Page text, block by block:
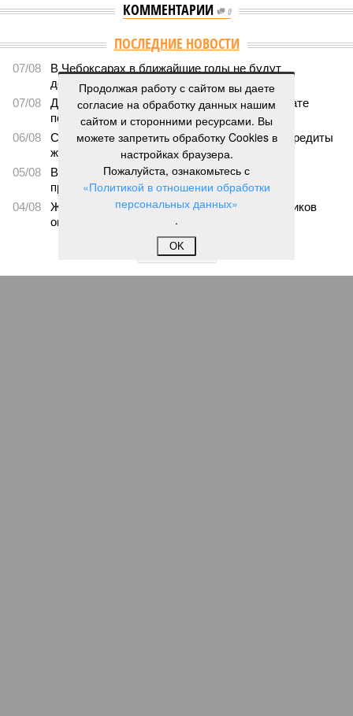
КОММЕНТАРИИ 0
ПОСЛЕДНИЕ НОВОСТИ
07/08
В Чебоксарах в ближайшие годы не будут
достраивать спуск к заливу
07/08
Два предприятия выплатили долги по зарплате
после вмешательства прокуратуры
06/08
Суд аннулировал ошибочно оформленные кредиты
жителя Чебоксар
05/08
В Чебоксарах снесут 46 строений рядом с
проблемной «Кувшинкой»
04/08
Житель Екатеринбурга по указанию мошенников
ограбил квартиру в Чебоксарах
ЕЩЕ НОВОСТИ
Продолжая работу с сайтом вы даете
согласие на обработку данных нашим
сайтом и сторонними ресурсами. Вы
можете запретить обработку Cookies в
настройках браузера.
Пожалуйста, ознакомьтесь с
«Политикой в отношении обработки
персональных данных»
.
OK